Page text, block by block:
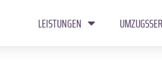
LEISTUNGEN